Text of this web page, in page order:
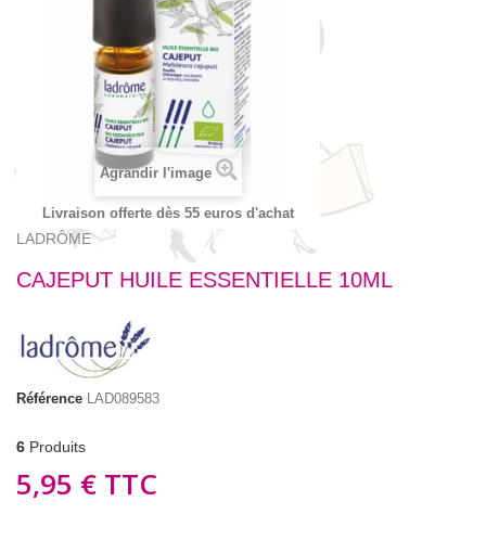
Agrandir l'image
Livraison offerte dès 55 euros d'achat
LADRÔME
CAJEPUT HUILE ESSENTIELLE 10ML
Référence LAD089583
6 Produits
5,95 € TTC